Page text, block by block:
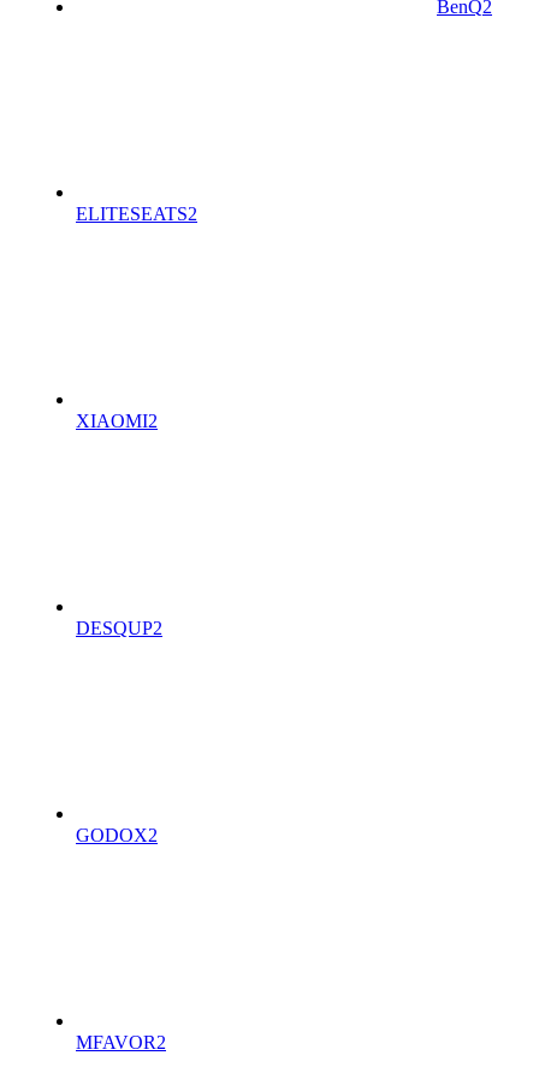
BenQ2
ELITESEATS2
XIAOMI2
DESQUP2
GODOX2
MFAVOR2